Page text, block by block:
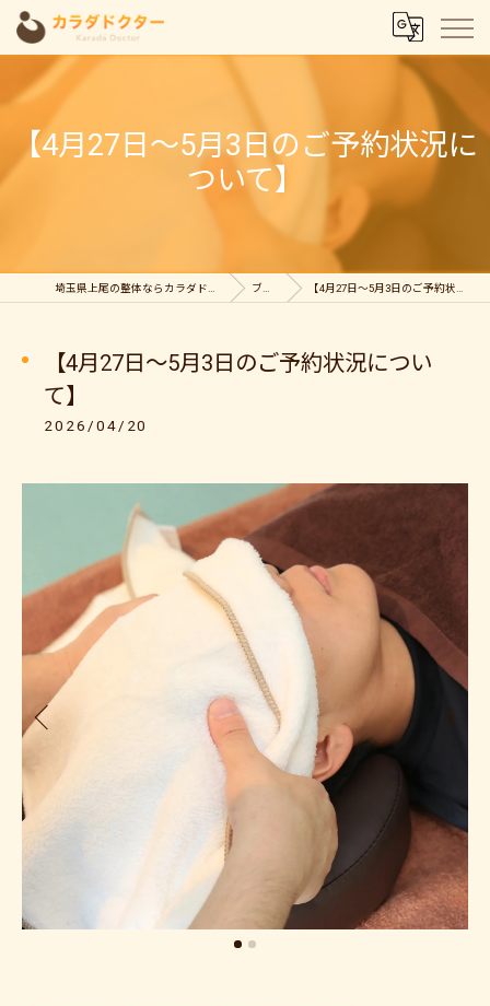
【4月27日～5月3日のご予約状況に
ついて】
ブログ 【4月27日～5月3日のご予約状況について】
【4月27日～5月3日のご予約状況につい
て】
2026/04/20